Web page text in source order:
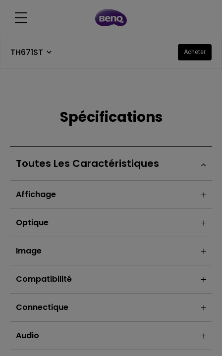
TH671ST Acheter
Spécifications
Toutes Les Caractéristiques
Affichage
Optique
Image
Compatibilité
Connectique
Audio